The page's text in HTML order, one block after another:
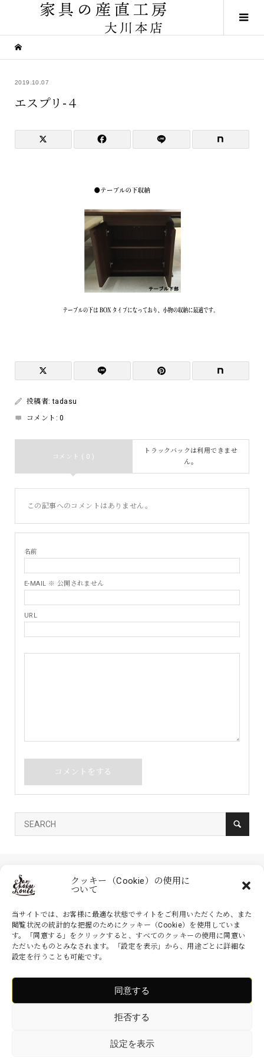
クッキー（Cookie）の使用に
ついて
当サイトでは、お客様に最適な状態でサイトをご利用いただくため、また
閲覧状況の統計的な把握のためにクッキー（Cookie）を使用していま
す。「同意する」をクリックすると、すべてのクッキーの使用に同意い
ただいたものとみなされます。「設定を表示」から、用途ごとに詳細な
設定を行うことも可能です。
同意する
拒否する
設定を表示
2019.10.07
エスプリ-４
投稿者:tadasu
コメント:0
コメント ( 0 )
トラックバックは利用できませ
ん。
この記事へのコメントはありません。
名前
E-MAIL ※ 公開されません
URL
家具の産直工房 大川本店は、株式会社産商が運営する公式のネットシ
ョッピングサイトです。家具・インテリアなどの商品を現地より無駄を
家具の産直工房 大川本店. All Rights Reserved.